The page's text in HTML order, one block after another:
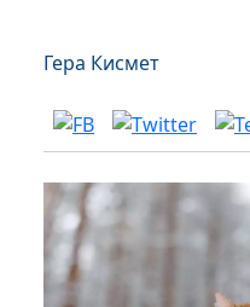
Гера Кисмет